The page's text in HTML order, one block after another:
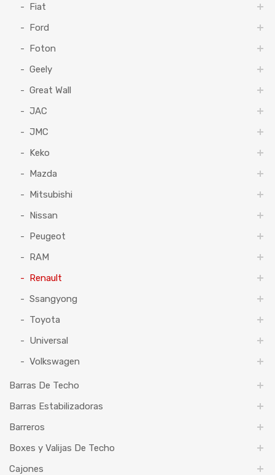
Fiat
Ford
Foton
Geely
Great Wall
JAC
JMC
Keko
Mazda
Mitsubishi
Nissan
Peugeot
RAM
Renault
Ssangyong
Toyota
Universal
Volkswagen
Barras De Techo
Barras Estabilizadoras
Barreros
Boxes y Valijas De Techo
Cajones